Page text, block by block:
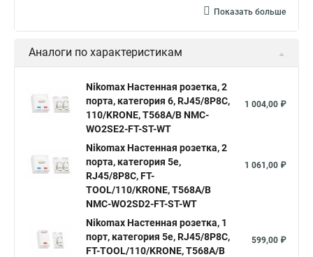
Показать больше
Аналоги по характеристикам
Nikomax Настенная розетка, 2
порта, категория 6, RJ45/8P8C,
110/KRONE, T568A/B NMC-
WO2SE2-FT-ST-WT
1 004,00 ₽
Nikomax Настенная розетка, 2
порта, категория 5е,
RJ45/8P8C, FT-
TOOL/110/KRONE, T568A/B
NMC-WO2SD2-FT-ST-WT
1 061,00 ₽
Nikomax Настенная розетка, 1
порт, категория 5е, RJ45/8P8C,
FT-TOOL/110/KRONE, T568A/B
599,00 ₽